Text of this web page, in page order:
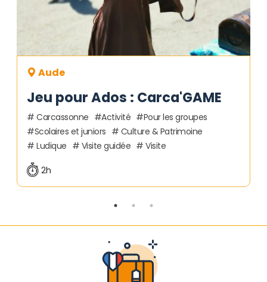
Jeu pour Ados : Carca'GAME
Aude
Carcassonne Activité
Pour les groupes
Scolaires et juniors
Culture & Patrimoine
Ludique
Visite guidée Visite
2h